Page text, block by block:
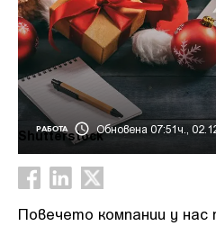
РАБОТА Обновена 07:51ч.,
Shutterstock
Повечето компании у нас